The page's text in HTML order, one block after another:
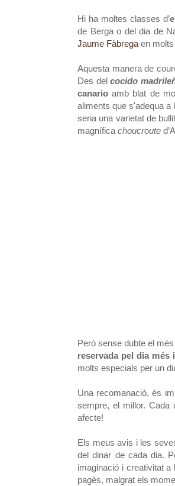
Hi ha moltes classes d’
de Berga o del dia de
Jaume Fàbrega en
Aquesta manera de
Des delcocido
canario amb blat de
aliments que s'adequa
seria una varietat de
magnífica choucroute
Però sense dubte el
reservada pel dia més
molts especials per un
Una recomanació, és
sempre, el millor. Cada
afecte!
Els meus avis i les
del dinar de cada dia.
imaginació i creativitat
pagès, malgrat els